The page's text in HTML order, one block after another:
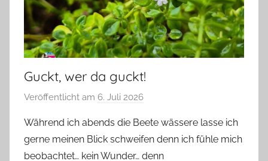
Guckt, wer da guckt!
Veröffentlicht am 6. Juli 2026
n
G
Während ich abends die Beete wässere lasse ich
gerne meinen Blick schweifen denn ich fühle mich
beobachtet… kein Wunder… denn